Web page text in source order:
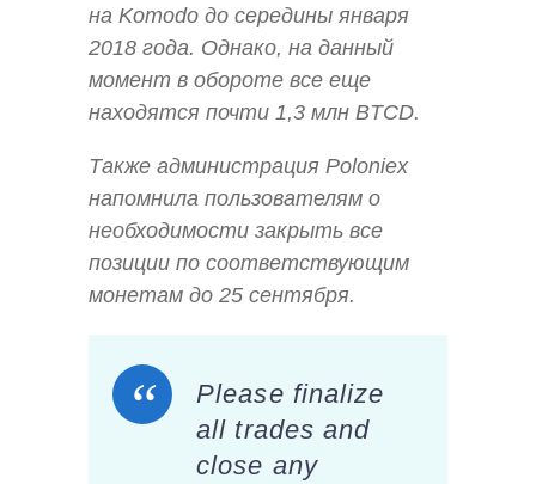
на Komodo до середины января
2018 года. Однако, на данный
момент в обороте все еще
находятся почти 1,3 млн BTCD.
Также администрация Poloniex
напомнила пользователям о
необходимости закрыть все
позиции по соответствующим
монетам до 25 сентября.
Please finalize
all trades and
close any